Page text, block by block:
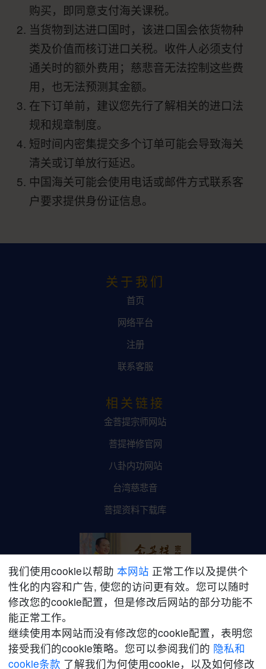
购买，即同意支付海关课税。
当货物到达进口国时，该进口国会依货物种
类及价值而核订进口关税。收件人必须支付
通关时的额外费用；慈悲音无法控制这些费
用，也无法预测其金额。
在下订单前，建议您先行了解相关的进口法
规和规章制度。
短时间内密集提交多个订单可能会导致海关
清关或订单放行延迟。
中国海关可能会使用电话或邮件方式联系客
户要求提供身份证信息。
关于我们
首页
网络平台
注册
联系客服
相关链接
金菩提宗师网站
菩提禅修官网
八卦内功网站
台湾慈悲音
菩提资料下载库
金菩提宗师网络平台
我们使用cookie以帮助 本网站 正常工作以及提供个
性化的内容和广告, 使您的访问更有效。您可以随时
修改您的cookie配置，但是修改后网站的部分功能不
能正常工作。
继续使用本网站而没有修改您的cookie配置，表明您
接受我们的cookie策略。您可以参阅我们的 隐私和
cookie条款 了解我们为何使用cookie，以及如何修改